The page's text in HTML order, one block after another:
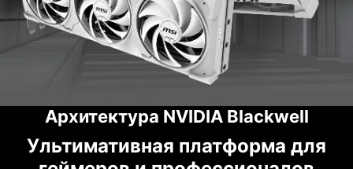
Архитектура NVIDIA Blackwell
Ультимативная платформа для